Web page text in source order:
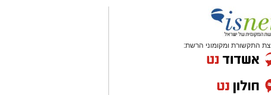
התקשורת ומקומוני הרשת: